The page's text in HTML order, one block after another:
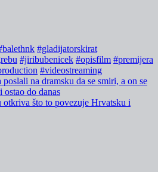
#gladijatorskirat
#jiribubenicek #opisfilm #premijera
#videostreaming
na dramsku da se smiri, a on se
do danas
što to povezuje Hrvatsku i